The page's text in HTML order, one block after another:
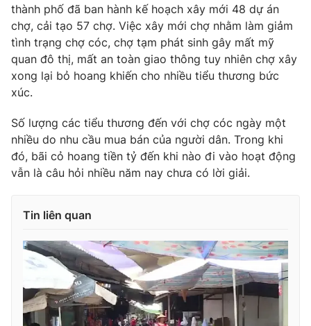
thành phố đã ban hành kế hoạch xây mới 48 dự án
chợ, cải tạo 57 chợ. Việc xây mới chợ nhằm làm giảm
tình trạng chợ cóc, chợ tạm phát sinh gây mất mỹ
quan đô thị, mất an toàn giao thông tuy nhiên chợ xây
xong lại bỏ hoang khiến cho nhiều tiểu thương bức
xúc.
Số lượng các tiểu thương đến với chợ cóc ngày một
nhiều do nhu cầu mua bán của người dân. Trong khi
đó, bãi cỏ hoang tiền tỷ đến khi nào đi vào hoạt động
vẫn là câu hỏi nhiều năm nay chưa có lời giải.
Tin liên quan